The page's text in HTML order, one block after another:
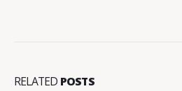
RELATED POSTS